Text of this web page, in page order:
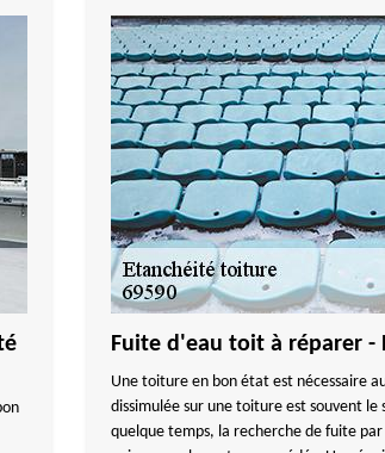
Fuite d'eau toit à réparer -
Une toiture en bon état est nécessaire
dissimulée sur une toiture est souvent
quelque temps, la recherche de fuite